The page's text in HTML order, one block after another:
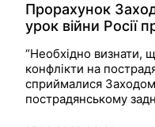
Прорахунок
урок війни Росії
“Необхідно визнати,
конфлікти на
сприймалися
пострадянському